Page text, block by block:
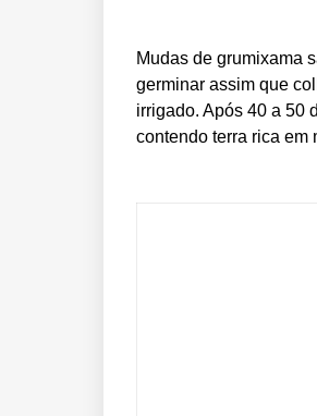
Mudas de grumixama
germinar assim que
irrigado. Após 40 a 50
contendo terra rica em